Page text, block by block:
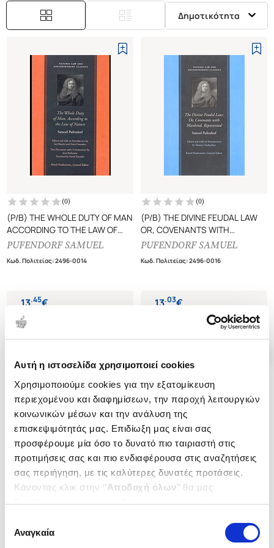
Αυτή η ιστοσελίδα χρησιμοποιεί cookies
Χρησιμοποιούμε cookies για την εξατομίκευση
περιεχομένου και διαφημίσεων, την παροχή λειτουργιών
κοινωνικών μέσων και την ανάλυση της
επισκεψιμότητάς μας. Επιδίωξη μας είναι σας
προσφέρουμε μία όσο το δυνατό πιο ταιριαστή στις
προτιμήσεις σας και πιο ενδιαφέρουσα στις αναζητήσεις
σας περιήγηση, με τις καλύτερες δυνατές προτάσεις.
Κάνοντας κλικ στην ‘’Αποδοχή όλων’’ θα μας
βοηθήσετε να ανταποκριθούμε στα παραπάνω.
ενδιαφέρουν και να επιλέξετε από τα παρακάτω με την
΄΄και να ενημερωθείτε σχετικά με
συγκατάθεσης
Αναγκαία
Δημοτικότητα
(0)
(P/B) THE WHOLE DUTY OF MAN
ACCORDING TO THE LAW OF
NATURE
PUFENDORF SAMUEL
Κωδ. Πολιτείας:2496-0014
13.45€
Τιμή Πολιτείας
(0)
(P/B) THE DIVINE FEUDAL LAW
OR, COVENANTS WITH
MANKIND REPRESENTED
PUFENDORF SAMUEL
Κωδ. Πολιτείας:2496-0016
13.03€